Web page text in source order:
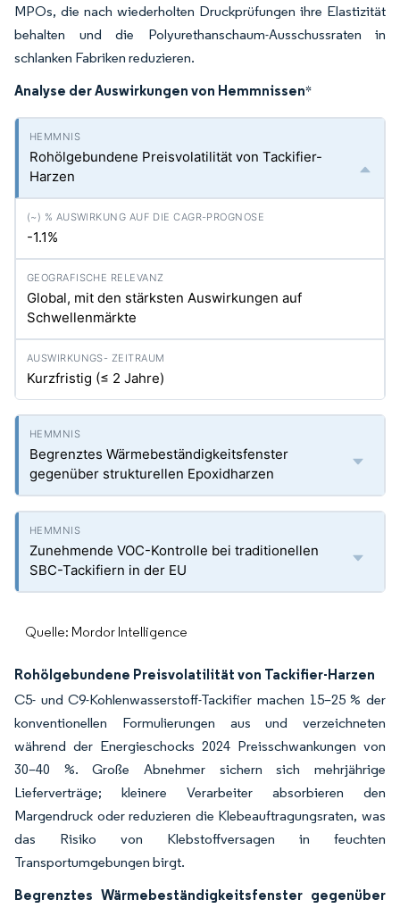
MPOs, die nach wiederholten Druckprüfungen ihre Elastizität
behalten und die Polyurethanschaum-Ausschussraten in
schlanken Fabriken reduzieren.
Analyse der Auswirkungen von Hemmnissen*
Rohölgebundene Preisvolatilität von Tackifier-
Harzen
-1.1%
Global, mit den stärksten Auswirkungen auf
Schwellenmärkte
Kurzfristig (≤ 2 Jahre)
Begrenztes Wärmebeständigkeitsfenster
gegenüber strukturellen Epoxidharzen
Zunehmende VOC-Kontrolle bei traditionellen
SBC-Tackifiern in der EU
Quelle: Mordor Intelligence
Rohölgebundene Preisvolatilität von Tackifier-Harzen
C5- und C9-Kohlenwasserstoff-Tackifier machen 15–25 % der
konventionellen Formulierungen aus und verzeichneten
während der Energieschocks 2024 Preisschwankungen von
30–40 %. Große Abnehmer sichern sich mehrjährige
Lieferverträge; kleinere Verarbeiter absorbieren den
Margendruck oder reduzieren die Klebeauftragungsraten, was
das Risiko von Klebstoffversagen in feuchten
Transportumgebungen birgt.
Begrenztes Wärmebeständigkeitsfenster gegenüber